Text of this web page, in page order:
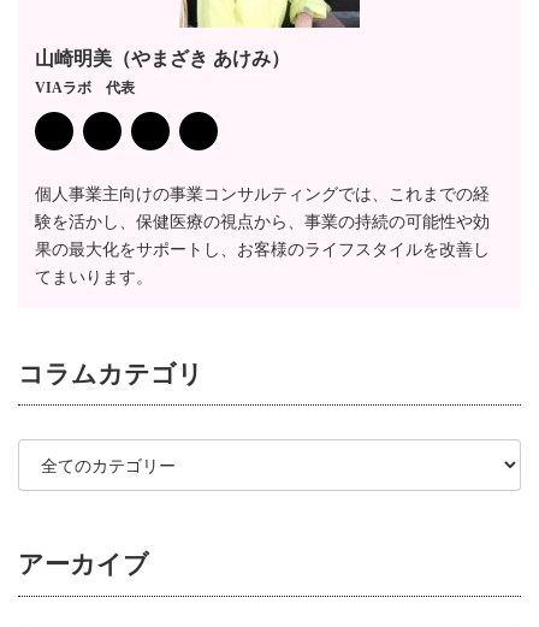
山崎明美（やまざき あけみ）
VIAラボ 代表
個人事業主向けの事業コンサルティングでは、これまでの経
験を活かし、保健医療の視点から、事業の持続の可能性や効
果の最大化をサポートし、お客様のライフスタイルを改善し
てまいります。
コラムカテゴリ
アーカイブ